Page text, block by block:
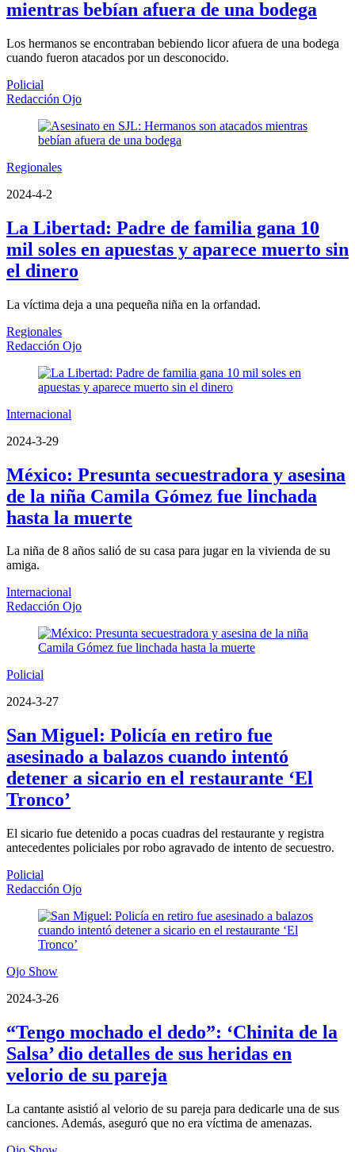
mientras bebían afuera de una bodega
Los hermanos se encontraban bebiendo licor afuera de una bodega
cuando fueron atacados por un desconocido.
Policial
Redacción Ojo
Regionales
2024-4-2
La Libertad: Padre de familia gana 10
mil soles en apuestas y aparece muerto sin
el dinero
La víctima deja a una pequeña niña en la orfandad.
Regionales
Redacción Ojo
Internacional
2024-3-29
México: Presunta secuestradora y asesina
de la niña Camila Gómez fue linchada
hasta la muerte
La niña de 8 años salió de su casa para jugar en la vivienda de su
amiga.
Internacional
Redacción Ojo
Policial
2024-3-27
San Miguel: Policía en retiro fue
asesinado a balazos cuando intentó
detener a sicario en el restaurante ‘El
Tronco’
El sicario fue detenido a pocas cuadras del restaurante y registra
antecedentes policiales por robo agravado de intento de secuestro.
Policial
Redacción Ojo
Ojo Show
2024-3-26
“Tengo mochado el dedo”: ‘Chinita de la
Salsa’ dio detalles de sus heridas en
velorio de su pareja
La cantante asistió al velorio de su pareja para dedicarle una de sus
canciones. Además, aseguró que no era víctima de amenazas.